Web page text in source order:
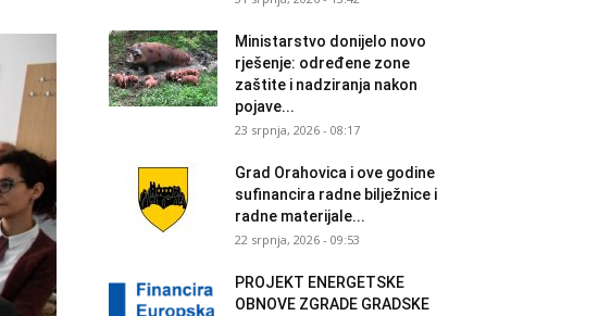
Ministarstvo donijelo novo
rješenje: određene zone
zaštite i nadziranja nakon
pojave...
23 srpnja, 2026 - 08:17
Grad Orahovica i ove godine
sufinancira radne bilježnice i
radne materijale...
22 srpnja, 2026 - 09:53
PROJEKT ENERGETSKE
OBNOVE ZGRADE GRADSKE